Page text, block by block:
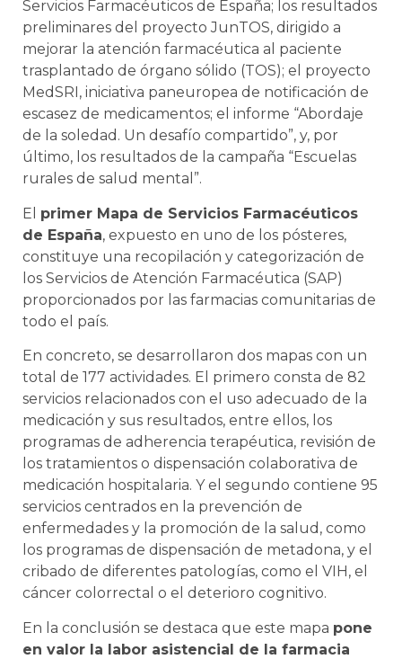
Servicios Farmacéuticos de España; los resultados
preliminares del proyecto JunTOS, dirigido a
mejorar la atención farmacéutica al paciente
trasplantado de órgano sólido (TOS); el proyecto
MedSRI, iniciativa paneuropea de notificación de
escasez de medicamentos; el informe “Abordaje
de la soledad. Un desafío compartido”, y, por
último, los resultados de la campaña “Escuelas
rurales de salud mental”.
El primer Mapa de Servicios Farmacéuticos
de España, expuesto en uno de los pósteres,
constituye una recopilación y categorización de
los Servicios de Atención Farmacéutica (SAP)
proporcionados por las farmacias comunitarias de
todo el país.
En concreto, se desarrollaron dos mapas con un
total de 177 actividades. El primero consta de 82
servicios relacionados con el uso adecuado de la
medicación y sus resultados, entre ellos, los
programas de adherencia terapéutica, revisión de
los tratamientos o dispensación colaborativa de
medicación hospitalaria. Y el segundo contiene 95
servicios centrados en la prevención de
enfermedades y la promoción de la salud, como
los programas de dispensación de metadona, y el
cribado de diferentes patologías, como el VIH, el
cáncer colorrectal o el deterioro cognitivo.
En la conclusión se destaca que este mapa pone
en valor la labor asistencial de la farmacia